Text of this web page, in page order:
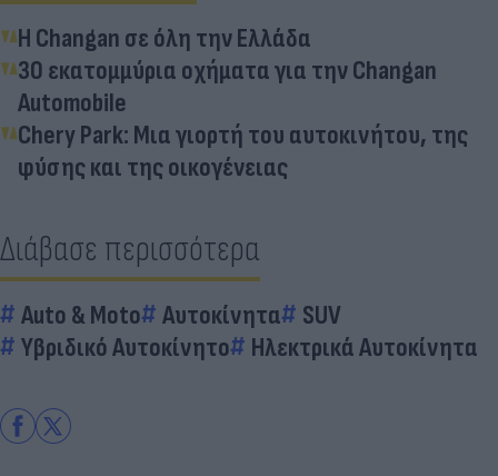
Η Changan σε όλη την Ελλάδα
30 εκατομμύρια οχήματα για την Changan
Automobile
Chery Park: Μια γιορτή του αυτοκινήτου, της
φύσης και της οικογένειας
Διάβασε περισσότερα
Auto & Moto Αυτοκίνητα
SUV
Υβριδικό Αυτοκίνητο
Ηλεκτρικά Αυτοκίνητα